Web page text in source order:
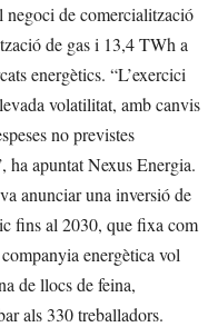
negoci de comercialització
de gas i 13,4 TWh a
energètics. “L’exercici
volatilitat, amb canvis
no previstes
ha apuntat Nexus Energia.
anunciar una inversió de
fins al 2030, que fixa com
energètica vol
de llocs de feina,
als 330 treballadors.